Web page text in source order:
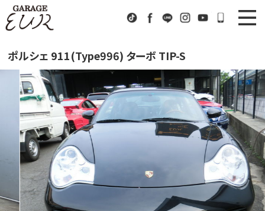
TikTokFacebook
LINE InstagramYoutube072-
ニュース
Stock List
在庫車情報
EUR Sports
EURスポーツ
Factory
工場紹介
Company
会社概要
Access
アクセス
ポルシェ 911(Type996) ターボ TIP-S